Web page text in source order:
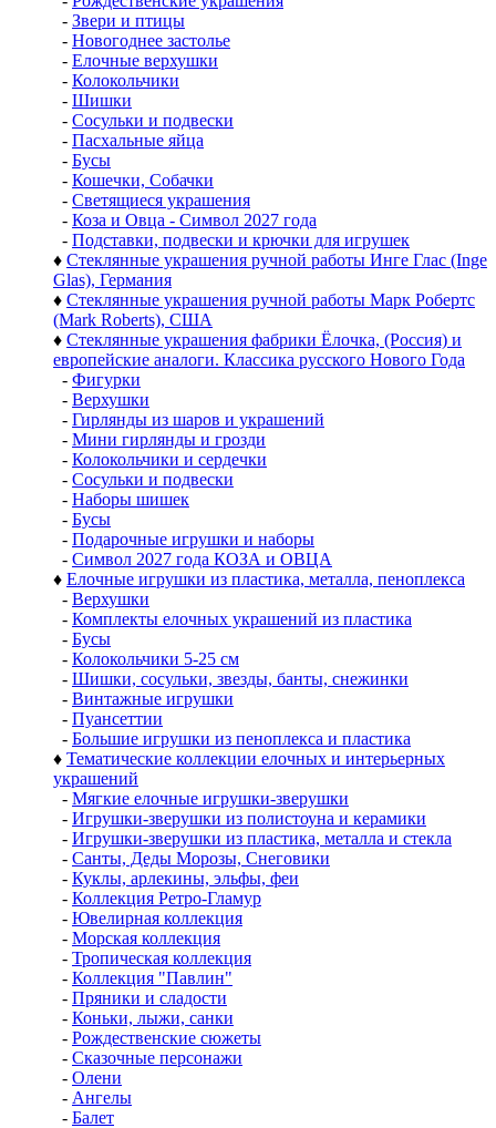
- Звери и птицы
- Новогоднее застолье
- Елочные верхушки
- Колокольчики
- Шишки
- Сосульки и подвески
- Пасхальные яйца
- Бусы
- Кошечки, Собачки
- Светящиеся украшения
- Коза и Овца - Символ 2027 года
- Подставки, подвески и крючки для игрушек
♦ Стеклянные украшения ручной работы Инге Глас (Inge
Glas), Германия
♦ Стеклянные украшения ручной работы Марк Робертс
(Mark Roberts), США
♦ Стеклянные украшения фабрики Ёлочка, (Россия) и
европейские аналоги. Классика русского Нового Года
- Фигурки
- Верхушки
- Гирлянды из шаров и украшений
- Мини гирлянды и грозди
- Колокольчики и сердечки
- Сосульки и подвески
- Наборы шишек
- Бусы
- Подарочные игрушки и наборы
- Символ 2027 года КОЗА и ОВЦА
♦ Елочные игрушки из пластика, металла, пеноплекса
- Верхушки
- Комплекты елочных украшений из пластика
- Бусы
- Колокольчики 5-25 см
- Шишки, сосульки, звезды, банты, снежинки
- Винтажные игрушки
- Пуансеттии
- Большие игрушки из пеноплекса и пластика
♦ Тематические коллекции елочных и интерьерных
украшений
- Мягкие елочные игрушки-зверушки
- Игрушки-зверушки из полистоуна и керамики
- Игрушки-зверушки из пластика, металла и стекла
- Санты, Деды Морозы, Снеговики
- Куклы, арлекины, эльфы, феи
- Коллекция Ретро-Гламур
- Ювелирная коллекция
- Морская коллекция
- Тропическая коллекция
- Коллекция "Павлин"
- Пряники и сладости
- Коньки, лыжи, санки
- Рождественские сюжеты
- Сказочные персонажи
- Олени
- Ангелы
- Балет